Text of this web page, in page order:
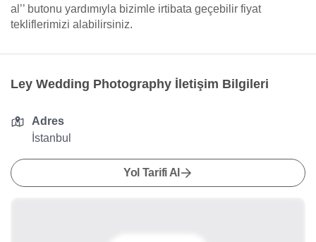
al’’ butonu yardımıyla bizimle irtibata geçebilir fiyat
tekliflerimizi alabilirsiniz.
Ley Wedding Photography İletişim Bilgileri
Adres
İstanbul
Yol Tarifi Al